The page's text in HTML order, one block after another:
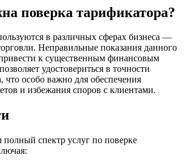
поверка тарификатора?
в различных сферах бизнеса —
Неправильные показания данного
к существенным финансовым
удостовериться в точности
что особо важно для обеспечения
и избежания споров с клиентами.
спектр услуг по поверке